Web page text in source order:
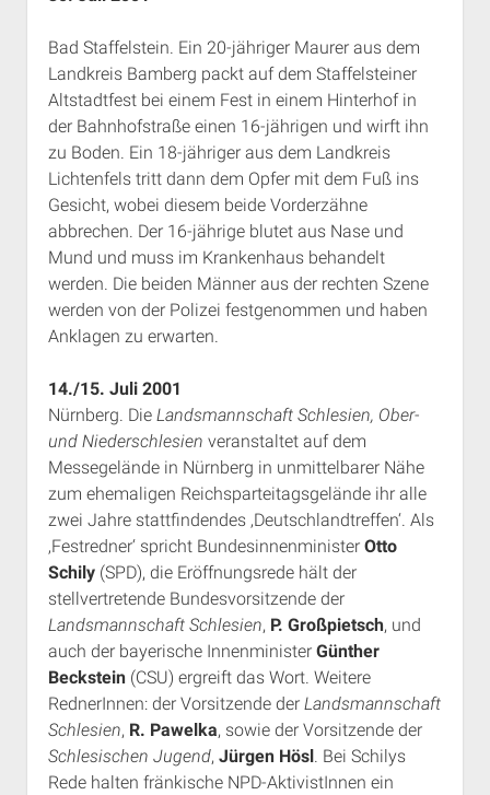
dropdown
menu
Antifaschistische Termine im Süden
Antifaschistische Termine in München
Rechte Termine im Süden
Rechte Termine München
Chronologie
Das Archiv
open
dropdown
menu
a.i.d.a. e. V. unterstützen
Über a.i.d.a.
RSS-Feeds, Twitter & Facebook
Bibliothek
Kontakt & PGP-Key
Impressum
Bad Staffelstein. Ein 20-jähriger Maurer aus dem
Landkreis Bamberg packt auf dem Staffelsteiner
Altstadtfest bei einem Fest in einem Hinterhof in
der Bahnhofstraße einen 16-jährigen und wirft ihn
zu Boden. Ein 18-jähriger aus dem Landkreis
Lichtenfels tritt dann dem Opfer mit dem Fuß ins
Gesicht, wobei diesem beide Vorderzähne
abbrechen. Der 16-jährige blutet aus Nase und
Mund und muss im Krankenhaus behandelt
werden. Die beiden Männer aus der rechten Szene
werden von der Polizei festgenommen und haben
Anklagen zu erwarten.
14./15. Juli 2001
Nürnberg. Die Landsmannschaft Schlesien, Ober-
und Niederschlesien veranstaltet auf dem
Messegelände in Nürnberg in unmittelbarer Nähe
zum ehemaligen Reichsparteitagsgelände ihr alle
zwei Jahre stattfindendes ‚Deutschlandtreffen‘. Als
‚Festredner‘ spricht Bundesinnenminister Otto
Schily(SPD), die Eröffnungsrede hält der
stellvertretende Bundesvorsitzende der
Landsmannschaft Schlesien, P. Großpietsch, und
auch der bayerische Innenminister Günther
Beckstein(CSU) ergreift das Wort. Weitere
RednerInnen: der Vorsitzende der Landsmannschaft
Schlesien, R. Pawelka, sowie der Vorsitzende der
Schlesischen Jugend, Jürgen Hösl. Bei Schilys
Rede halten fränkische NPD-AktivistInnen ein